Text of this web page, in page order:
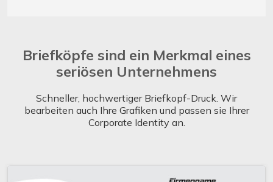
Briefköpfe sind ein Merkmal eines
seriösen Unternehmens
Schneller, hochwertiger Briefkopf-Druck. Wir
bearbeiten auch Ihre Grafiken und passen sie Ihrer
Corporate Identity an.